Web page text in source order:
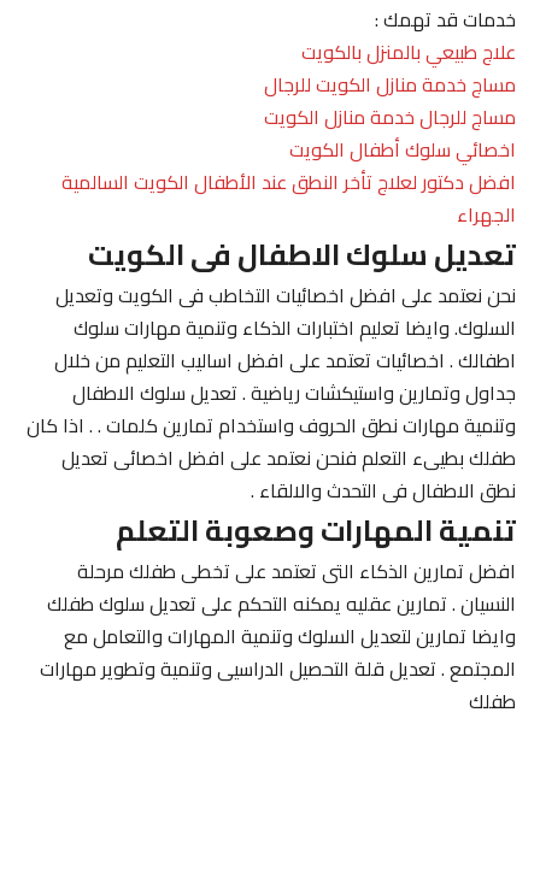
خدمات قد تهمك :
علاج طبيعي بالمنزل بالكويت
مساج خدمة منازل الكويت للرجال
مساج للرجال خدمة منازل الكويت
اخصائي سلوك أطفال الكويت
افضل دكتور لعلاج تأخر النطق عند الأطفال الكويت السالمية
الجهراء
تعديل سلوك الاطفال فى الكويت
نحن نعتمد على افضل اخصائيات التخاطب فى الكويت وتعديل
السلوك. وايضا تعليم اختبارات الذكاء وتنمية مهارات سلوك
اطفالك . اخصائيات تعتمد على افضل اساليب التعليم من خلال
جداول وتمارين واستيكشات رياضية . تعديل سلوك الاطفال
وتنمية مهارات نطق الحروف واستخدام تمارين كلمات . . اذا كان
طفلك بطيىء التعلم فنحن نعتمد على افضل اخصائى تعديل
نطق الاطفال فى التحدث والالقاء .
تنمية المهارات وصعوبة التعلم
افضل تمارين الذكاء التى تعتمد على تخطى طفلك مرحلة
النسيان . تمارين عقليه يمكنه التحكم على تعديل سلوك طفلك
وايضا تمارين لتعديل السلوك وتنمية المهارات والتعامل مع
المجتمع . تعديل قلة التحصيل الدراسيى وتنمية وتطوير مهارات
طفلك